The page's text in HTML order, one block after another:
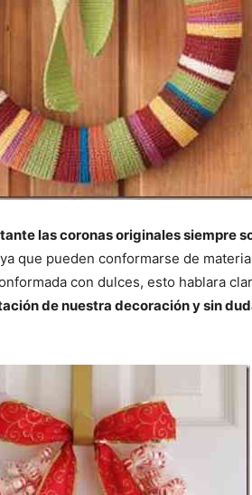
las coronas originales siempre
que pueden conformarse de
con dulces, esto hablara
de nuestra decoración y sin